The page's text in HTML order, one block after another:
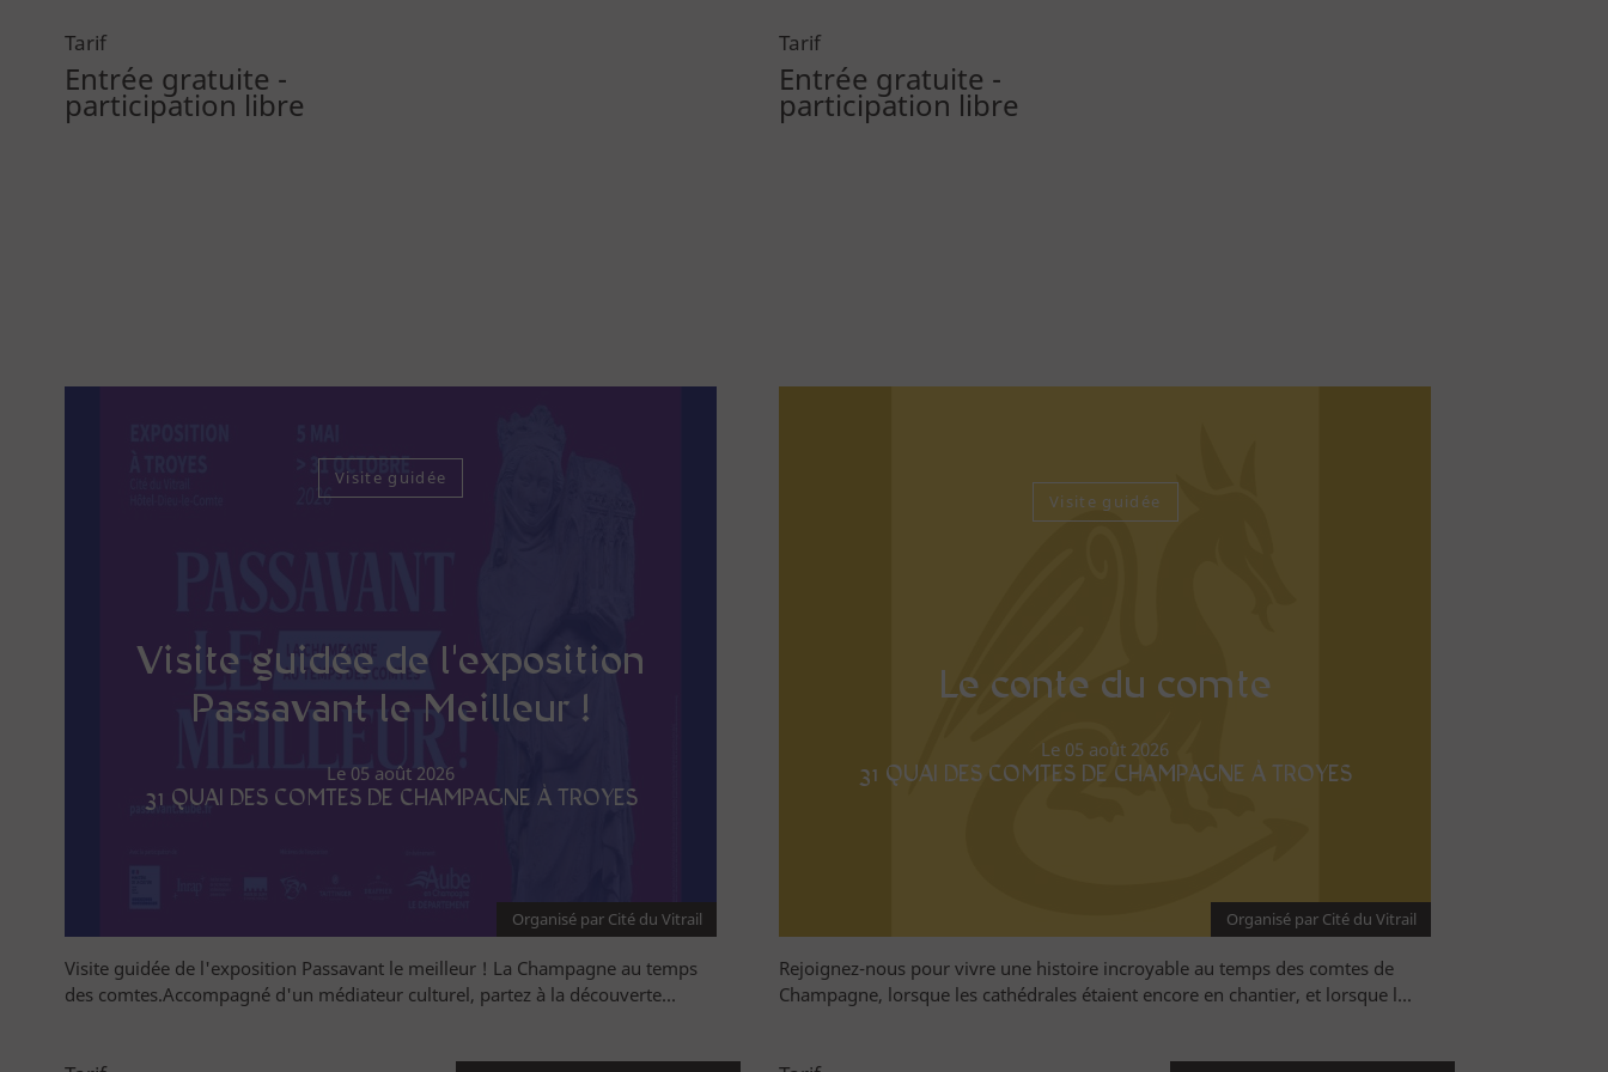
Tarif
Entrée gratuite -
participation libre
Tarif
Entrée gratuite -
participation libre
Visite guidée
Visite guidée de l'exposition
Passavant le Meilleur !
Le 05 août 2026
31 QUAI DES COMTES DE CHAMPAGNE À TROYES
Organisé par Cité du Vitrail
Visite guidée de l'exposition Passavant le meilleur ! La Champagne au temps
des comtes.Accompagné d'un médiateur culturel, partez à la découverte...
Visite guidée
Le conte du comte
Le 05 août 2026
31 QUAI DES COMTES DE CHAMPAGNE À TROYES
Organisé par Cité du Vitrail
Rejoignez-nous pour vivre une histoire incroyable au temps des comtes de
Champagne, lorsque les cathédrales étaient encore en chantier, et lorsque l...